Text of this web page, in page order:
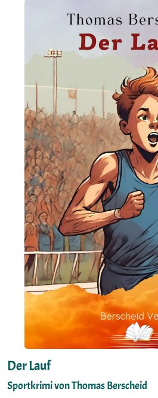
Der Lauf
Sportkrimi von Thomas Berscheid